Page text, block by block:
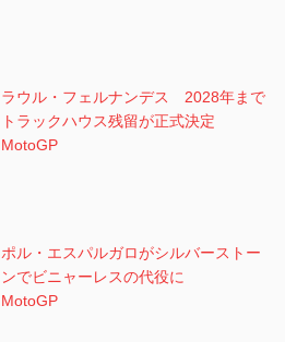
ラウル・フェルナンデス 2028年まで
トラックハウス残留が正式決定
MotoGP
ポル・エスパルガロがシルバーストー
ンでビニャーレスの代役に
MotoGP